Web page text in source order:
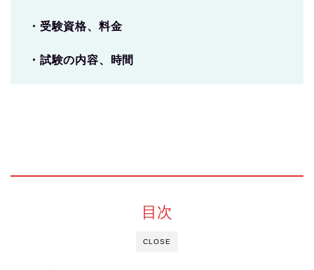
・受験資格、料金
・試験の内容、時間
CLOSE
目次